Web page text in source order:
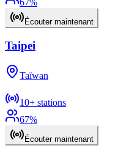
Écouter maintenant
Taipei
Taïwan
10+ stations
67%
Écouter maintenant